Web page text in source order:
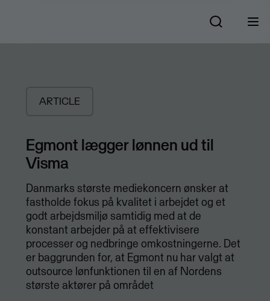
ARTICLE
Egmont lægger lønnen ud til
Visma
Danmarks største mediekoncern ønsker at
fastholde fokus på kvalitet i arbejdet og et
godt arbejdsmiljø samtidig med at de
konstant arbejder på at effektivisere
processer og nedbringe omkostningerne. Det
er baggrunden for, at Egmont nu har valgt at
outsource lønfunktionen til en af Nordens
største aktører på området